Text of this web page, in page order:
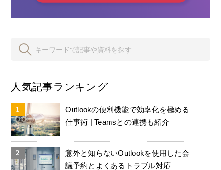
人気記事ランキング
Outlookの便利機能で効率化を極める
仕事術 | Teamsとの連携も紹介
意外と知らないOutlookを使用した会
議予約とよくあるトラブル対応